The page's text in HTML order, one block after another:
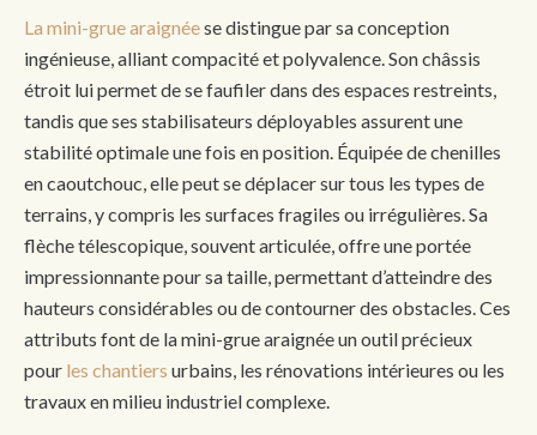
La mini-grue araignéese distingue par sa conception
ingénieuse, alliant compacité et polyvalence. Son châssis
étroit lui permet de se faufiler dans des espaces restreints,
tandis que ses stabilisateurs déployables assurent une
stabilité optimale une fois en position. Équipée de chenilles
en caoutchouc, elle peut se déplacer sur tous les types de
terrains, y compris les surfaces fragiles ou irrégulières. Sa
flèche télescopique, souvent articulée, offre une portée
impressionnante pour sa taille, permettant d’atteindre des
hauteurs considérables ou de contourner des obstacles. Ces
attributs font de la mini-grue araignée un outil précieux
pour les chantiers urbains, les rénovations intérieures ou les
travaux en milieu industriel complexe.